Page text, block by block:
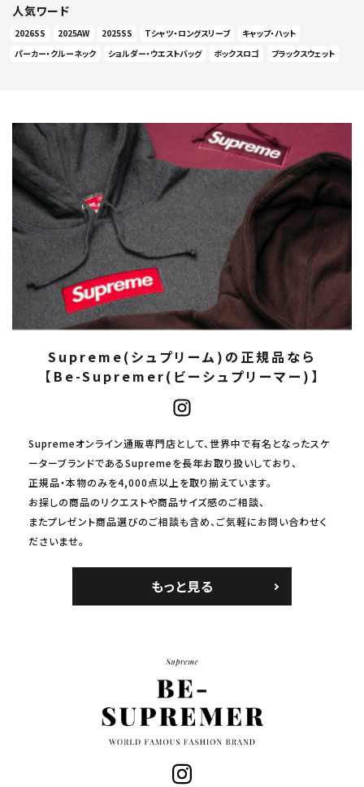
人気ワード
2026SS 2025AW 2025SS Tシャツ・ロングスリーブ
キャップ・ハット
パーカー・クルーネック
ショルダー・ウエストバッグ ボックスロゴ ブラックスウェット
Supreme(シュプリーム)の正規品なら
【Be-Supremer(ビーシュプリーマー)】
Supremeオンライン通販専門店として、世界中で有名となったスケ
ーターブランドであるSupremeを長年お取り扱いしており、
正規品・本物のみを4,000点以上を取り揃えています。
お探しの商品のリクエストや商品サイズ感のご相談、
またプレゼント商品選びのご相談も含め、ご気軽にお問い合わせく
ださいませ。
もっと見る